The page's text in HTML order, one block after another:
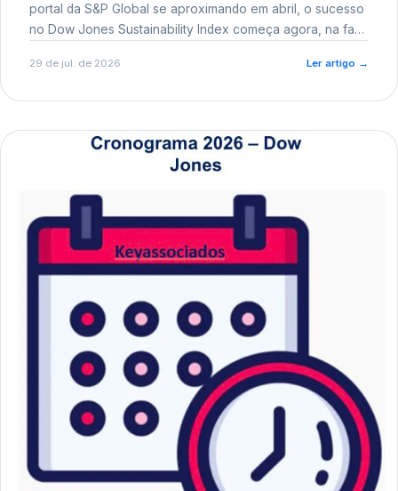
portal da S&P Global se aproximando em abril, o sucesso
no Dow Jones Sustainability Index começa agora, na fase
29 de jul. de 2026 Ler artigo →